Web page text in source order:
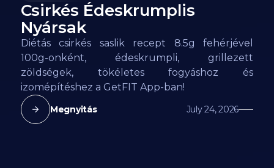
93kcal
Csirkés Édeskrumplis
Nyársak
Diétás csirkés saslik recept 8.5g fehérjével
100g-onként, édeskrumpli, grillezett
zöldségek, tökéletes fogyáshoz és
izomépítéshez a GetFIT App-ban!
Megnyitás July 24, 2026